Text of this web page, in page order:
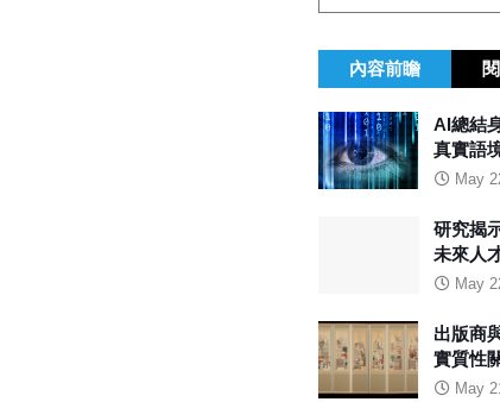
內容前瞻
AI總結
真實語
May
研究揭
未來人
May
出版商
實質性
May